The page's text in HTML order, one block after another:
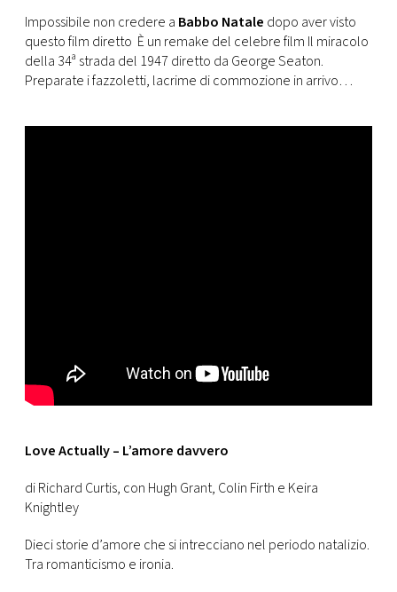
Impossibile non credere a Babbo Natale dopo aver visto
questo film diretto È un remake del celebre film Il miracolo
della 34ª strada del 1947 diretto da George Seaton.
Preparate i fazzoletti, lacrime di commozione in arrivo…
Love Actually – L’amore davvero
di Richard Curtis, con Hugh Grant, Colin Firth e Keira
Knightley
Dieci storie d’amore che si intrecciano nel periodo natalizio.
Tra romanticismo e ironia.